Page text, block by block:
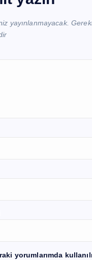
yayınlanmayacak.
yorumlarımda